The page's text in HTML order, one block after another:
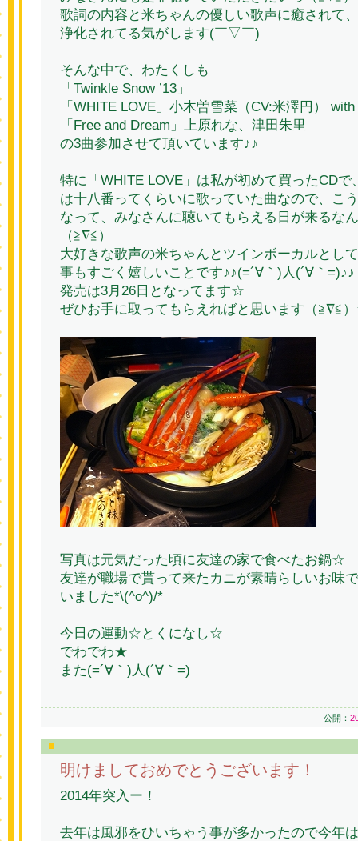
歌詞の内容と米ちゃんの優しい歌声に癒されて
浄化されてる気がします(￣▽￣)
そんな中で、わたくしも
「Twinkle Snow ’13」
「WHITE LOVE」小木曽雪菜（CV:米澤円）
「Free and Dream」上原れな、津田朱里
の3曲参加させて頂いています♪♪
特に「WHITE LOVE」は私が初めて買ったCDで
は十八番ってくらいに歌っていた曲なので、こ
なって、みなさんに聴いてもらえる日が来るな
（≧∇≦）
大好きな歌声の米ちゃんとツインボーカルとし
事もすごく嬉しいことです♪♪(=´∀｀)人(´∀｀=)♪♪
発売は3月26日となってます☆
ぜひお手に取ってもらえればと思います（≧∇≦
写真は元気だった頃に友達の家で食べたお鍋☆
友達が職場で貰って来たカニが素晴らしいお味
いました*\(^o^)/*
今日の運動☆とくになし☆
でわでわ★
また(=´∀｀)人(´∀｀=)
公開：
明けましておめでとうございます！
2014年突入ー！
去年は風邪をひいちゃう事が多かったので今年